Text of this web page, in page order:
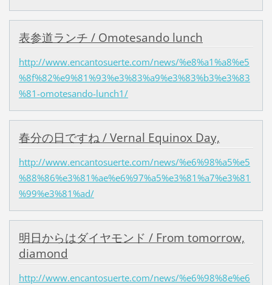
表参道ランチ / Omotesando lunch
http://www.encantosuerte.com/news/%e8%a1%a8%e5
%8f%82%e9%81%93%e3%83%a9%e3%83%b3%e3%83
%81-omotesando-lunch1/
春分の日ですね / Vernal Equinox Day,
http://www.encantosuerte.com/news/%e6%98%a5%e5
%88%86%e3%81%ae%e6%97%a5%e3%81%a7%e3%81
%99%e3%81%ad/
明日からはダイヤモンド / From tomorrow,
diamond
http://www.encantosuerte.com/news/%e6%98%8e%e6